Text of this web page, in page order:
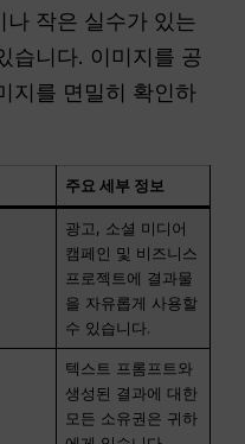
작은 실수가 있는
습니다. 이미지를 공
지를 면밀히 확인하
주요 세부 정보
광고, 소셜 미디어
캠페인 및 비즈니스
프로젝트에 결과물
을 자유롭게 사용할
수 있습니다.
텍스트 프롬프트와
생성된 결과에 대한
모든 소유권은 귀하